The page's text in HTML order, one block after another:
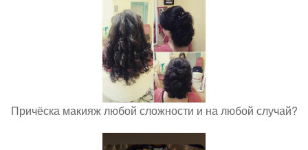
Причёска макияж любой сложности и на любой случай?